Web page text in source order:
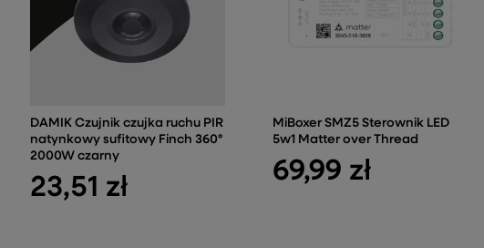
DAMIK Czujnik czujka ruchu PIR
natynkowy sufitowy Finch 360°
2000W czarny
23,51 zł
MiBoxer SMZ5 Sterownik LED
5w1 Matter over Thread
69,99 zł